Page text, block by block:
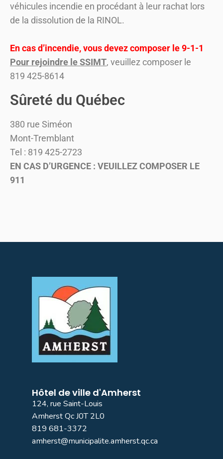
véhicules incendie en procédant à leur rachat lors
de la dissolution de la RINOL.
En cas d’incendie, vous devez composer le 9-1-1
Pour rejoindre le SSIMT, veuillez composer le
819 425-8614
Sûreté du Québec
380 rue Siméon
Mont-Tremblant
Tel : 819 425-2723
EN CAS D’URGENCE : VEUILLEZ COMPOSER LE
911
Hôtel de ville d'Amherst
124, rue Saint-Louis
Amherst Qc J0T 2L0
819 681-3372
amherst@municipalite.amherst.qc.ca